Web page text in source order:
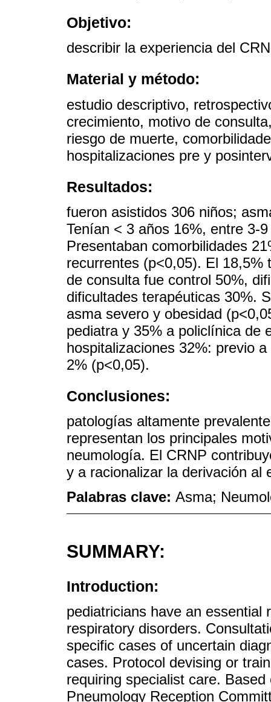
Objetivo:
describir la experiencia del
Material y método:
estudio descriptivo,
crecimiento, motivo de
riesgo de muerte,
hospitalizaciones pre y
Resultados:
fueron asistidos 306 niños;
Tenían < 3 años 16%, entre 3-
Presentaban comorbilidades
recurrentes (p<0,05). El
de consulta fue control 50%,
dificultades terapéuticas 30%.
asma severo y obesidad
pediatra y 35% a policlínica de
hospitalizaciones 32%: previo
2% (p<0,05).
Conclusiones:
patologías altamente
representan los principales
neumología. El CRNP
y a racionalizar la derivación al
Palabras clave: Asma;
SUMMARY:
Introduction:
pediatricians have an essential
respiratory disorders.
specific cases of uncertain
cases. Protocol devising or
requiring specialist care.
Pneumology Reception